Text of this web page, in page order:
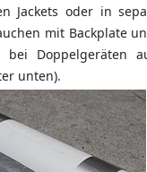
Jackets oder in
mit Backplate
bei Doppelgeräten
unten).